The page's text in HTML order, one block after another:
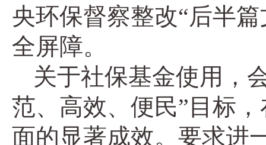
央环保督察整改“后半
全屏障。
关于社保基金使用，
范、高效、便民”目标
面的显著成效。要求进